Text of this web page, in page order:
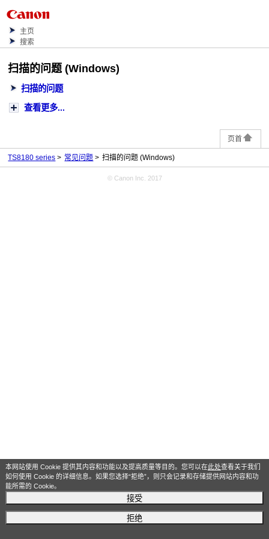
本网站使用 Cookie 提供其内容和功能以及提高质量等目的。您可以在此处查看关于我们
如何使用 Cookie 的详细信息。如果您选择“拒绝”，则只会记录和存储提供网站内容和功
能所需的 Cookie。
接受
拒绝
主页
搜索
扫描的问题 (Windows)
扫描的问题
查看更多...
页首
TS8180 series 常见问题 扫描的问题 (Windows)
© Canon Inc. 2017